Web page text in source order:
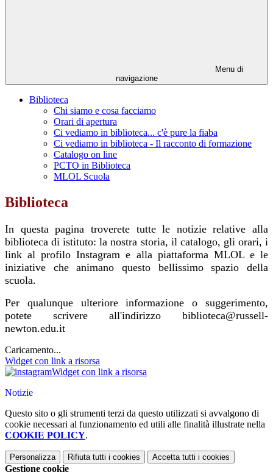
Menu di
navigazione
Biblioteca
Chi siamo e cosa facciamo
Orari di apertura
Ci vediamo in biblioteca... c'è pure la fiaba
Ci vediamo in biblioteca - Il racconto di formazione
Catalogo on line
PCTO in Biblioteca
MLOL Scuola
Biblioteca
In questa pagina troverete tutte le notizie relative alla
biblioteca di istituto: la nostra storia, il catalogo, gli orari, i
link al profilo Instagram e alla piattaforma MLOL e le
iniziative che animano questo bellissimo spazio della
scuola.
Per qualunque ulteriore informazione o suggerimento,
potete scrivere all'indirizzo biblioteca@russell-
newton.edu.it
Caricamento...
Widget con link a risorsa
Widget con link a risorsa
Notizie
Questo sito o gli strumenti terzi da questo utilizzati si avvalgono di
cookie necessari al funzionamento ed utili alle finalità illustrate nella
COOKIE POLICY.
Personalizza Rifiuta tutti i cookies Accetta tutti i cookies
Gestione cookie